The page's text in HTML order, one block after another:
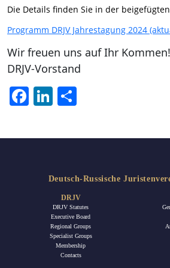
Die Details finden Sie in der
Programm DRJV Jahrestagung 2024
Wir freuen uns auf Ihr Kommen!
DRJV-Vorstand
FacebookLinkedIn
Deutsch-Russische
DRJV
DRJV Statutes
Executive Board
Regional Groups
Specialist Groups
Membership
Contacts